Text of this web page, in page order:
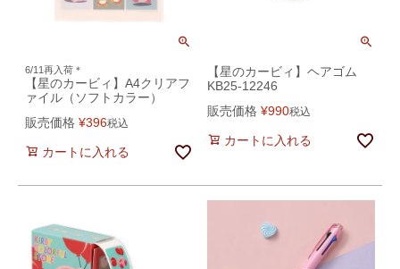
6/11再入荷＊
【星のカービィ】A4クリアフ
ァイル（ソフトカラー）
販売価格 ¥396税込
カートに入れる
【星のカービィ】ヘアゴム
KB25-12246
販売価格 ¥990税込
カートに入れる